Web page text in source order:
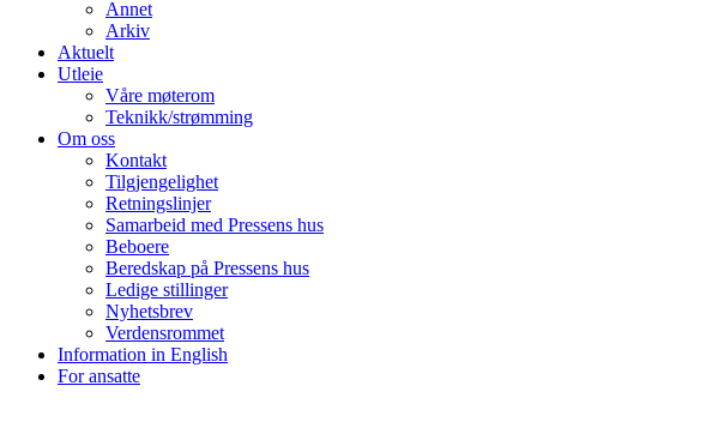
Annet
Arkiv
Aktuelt
Utleie
Våre møterom
Teknikk/strømming
Om oss
Kontakt
Tilgjengelighet
Retningslinjer
Samarbeid med Pressens hus
Beboere
Beredskap på Pressens hus
Ledige stillinger
Nyhetsbrev
Verdensrommet
Information in English
For ansatte